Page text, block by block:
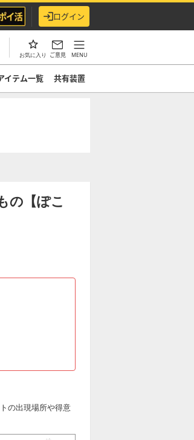
ログイン
お気に入り ご意見 MENU
イテム一覧 共有装置
の【ぽこ
の出現場所や得意